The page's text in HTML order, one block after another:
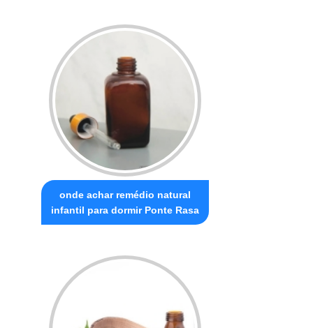
onde achar remédio natural
infantil para dormir Ponte Rasa